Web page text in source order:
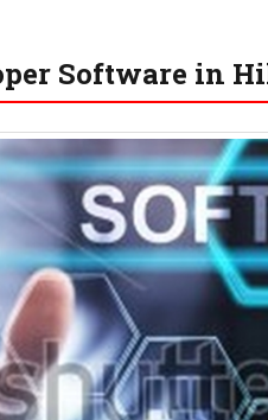
Software in